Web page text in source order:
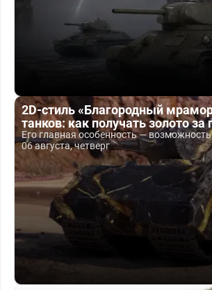
2D-стиль «Благородный
танков: как получать золото
Его главная особенность —
06 августа, четверг